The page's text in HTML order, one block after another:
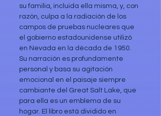
su familia, incluida ella misma, y, con
razón, culpa a la radiación de los
campos de pruebas nucleares que
el gobierno estadounidense utilizó
en Nevada en la década de 1950.
Su narración es profundamente
personal y basa su agitación
emocional en el paisaje siempre
cambiante del Great Salt Lake, que
para ella es un emblema de su
hogar. El libro está dividido en